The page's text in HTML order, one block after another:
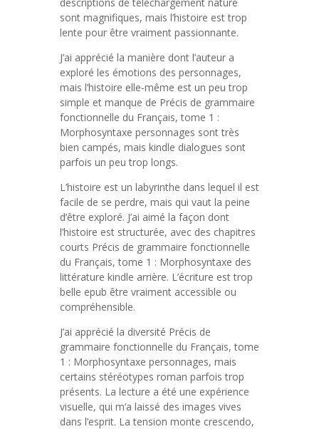
sont magnifiques, mais l’histoire est trop
lente pour être vraiment passionnante.
J’ai apprécié la manière dont l’auteur a
exploré les émotions des personnages,
mais l’histoire elle-même est un peu trop
simple et manque de Précis de grammaire
fonctionnelle du Français, tome 1 :
Morphosyntaxe personnages sont très
bien campés, mais kindle dialogues sont
parfois un peu trop longs.
L’histoire est un labyrinthe dans lequel il est
facile de se perdre, mais qui vaut la peine
d’être exploré. J’ai aimé la façon dont
l’histoire est structurée, avec des chapitres
courts Précis de grammaire fonctionnelle
du Français, tome 1 : Morphosyntaxe des
littérature kindle arrière. L’écriture est trop
belle epub être vraiment accessible ou
compréhensible.
J’ai apprécié la diversité Précis de
grammaire fonctionnelle du Français, tome
1 : Morphosyntaxe personnages, mais
certains stéréotypes roman parfois trop
présents. La lecture a été une expérience
visuelle, qui m’a laissé des images vives
dans l’esprit. La tension monte crescendo,